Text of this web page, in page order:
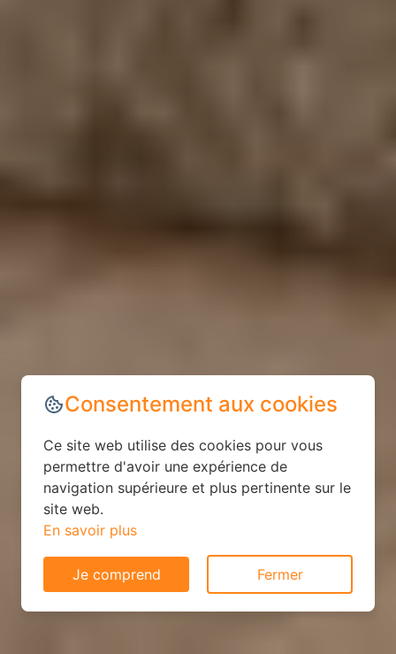
Consentement aux cookies
Ce site web utilise des cookies pour vous
permettre d'avoir une expérience de
navigation supérieure et plus pertinente sur le
site web.
En savoir plus
Je comprend Fermer